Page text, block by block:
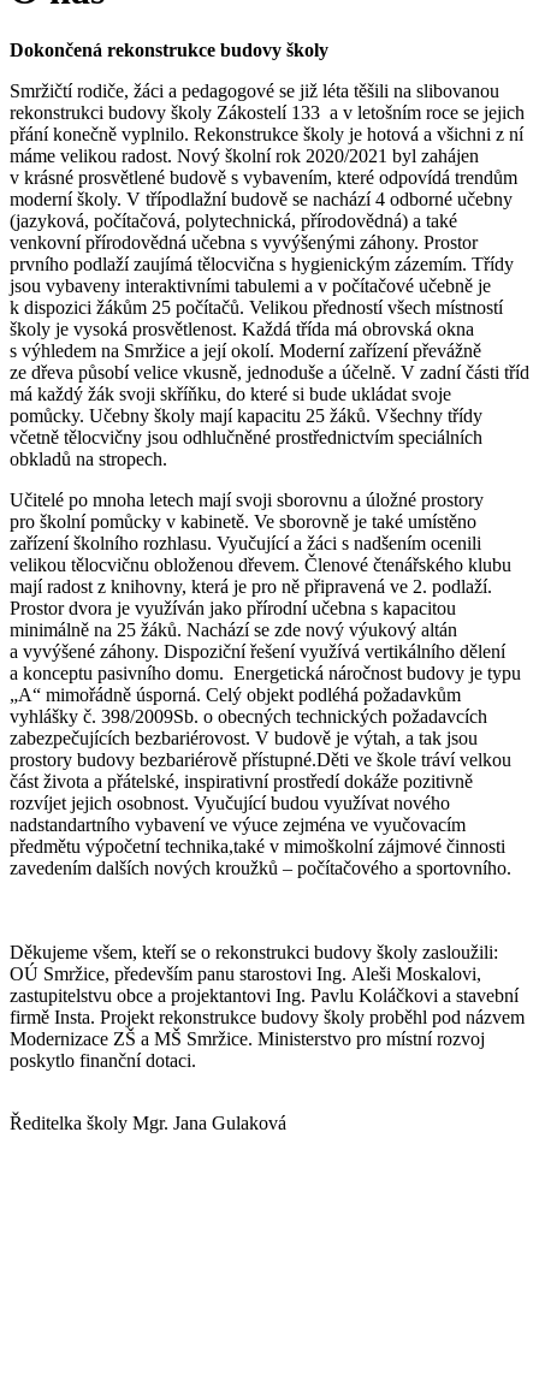
Dokončená rekonstrukce budovy školy
Smržičtí rodiče, žáci a pedagogové se již léta těšili na slibovanou
rekonstrukci budovy školy Zákostelí 133 a v letošním roce se jejich
přání konečně vyplnilo. Rekonstrukce školy je hotová a všichni z ní
máme velikou radost. Nový školní rok 2020/2021 byl zahájen
v krásné prosvětlené budově s vybavením, které odpovídá trendům
moderní školy. V třípodlažní budově se nachází 4 odborné učebny
(jazyková, počítačová, polytechnická, přírodovědná) a také
venkovní přírodovědná učebna s vyvýšenými záhony. Prostor
prvního podlaží zaujímá tělocvična s hygienickým zázemím. Třídy
jsou vybaveny interaktivními tabulemi a v počítačové učebně je
k dispozici žákům 25 počítačů. Velikou předností všech místností
školy je vysoká prosvětlenost. Každá třída má obrovská okna
s výhledem na Smržice a její okolí. Moderní zařízení převážně
ze dřeva působí velice vkusně, jednoduše a účelně. V zadní části tříd
má každý žák svoji skříňku, do které si bude ukládat svoje
pomůcky. Učebny školy mají kapacitu 25 žáků. Všechny třídy
včetně tělocvičny jsou odhlučněné prostřednictvím speciálních
obkladů na stropech.
Učitelé po mnoha letech mají svoji sborovnu a úložné prostory
pro školní pomůcky v kabinetě. Ve sborovně je také umístěno
zařízení školního rozhlasu. Vyučující a žáci s nadšením ocenili
velikou tělocvičnu obloženou dřevem. Členové čtenářského klubu
mají radost z knihovny, která je pro ně připravená ve 2. podlaží.
Prostor dvora je využíván jako přírodní učebna s kapacitou
minimálně na 25 žáků. Nachází se zde nový výukový altán
a vyvýšené záhony. Dispoziční řešení využívá vertikálního dělení
a konceptu pasivního domu. Energetická náročnost budovy je typu
„A“ mimořádně úsporná. Celý objekt podléhá požadavkům
vyhlášky č. 398/2009Sb. o obecných technických požadavcích
zabezpečujících bezbariérovost. V budově je výtah, a tak jsou
prostory budovy bezbariérově přístupné.Děti ve škole tráví velkou
část života a přátelské, inspirativní prostředí dokáže pozitivně
rozvíjet jejich osobnost. Vyučující budou využívat nového
nadstandartního vybavení ve výuce zejména ve vyučovacím
předmětu výpočetní technika,také v mimoškolní zájmové činnosti
zavedením dalších nových kroužků – počítačového a sportovního.
Děkujeme všem, kteří se o rekonstrukci budovy školy zasloužili:
OÚ Smržice, především panu starostovi Ing. Aleši Moskalovi,
zastupitelstvu obce a projektantovi Ing. Pavlu Koláčkovi a stavební
firmě Insta. Projekt rekonstrukce budovy školy proběhl pod názvem
Modernizace ZŠ a MŠ Smržice. Ministerstvo pro místní rozvoj
poskytlo finanční dotaci.
Ředitelka školy Mgr. Jana Gulaková